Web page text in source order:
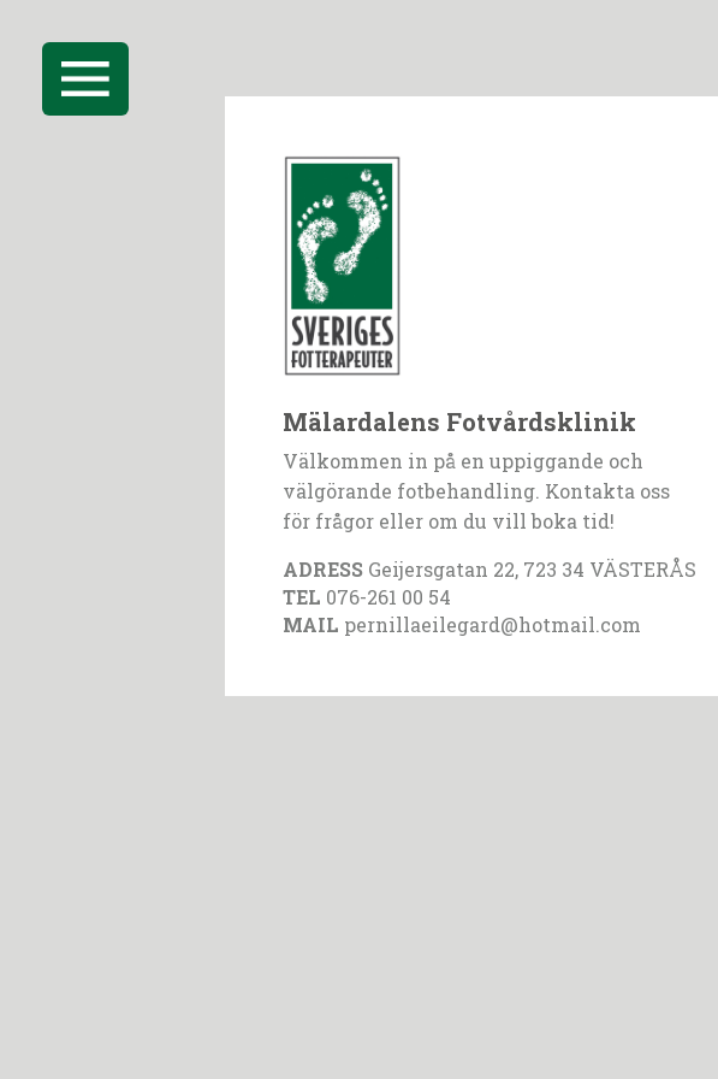
Mälardalens Fotvårdsklinik
Välkommen in på en uppiggande och
välgörande fotbehandling. Kontakta oss
för frågor eller om du vill boka tid!
ADRESS Geijersgatan 22, 723 34 VÄSTERÅS
TEL 076-261 00 54
MAIL pernillaeilegard@hotmail.com